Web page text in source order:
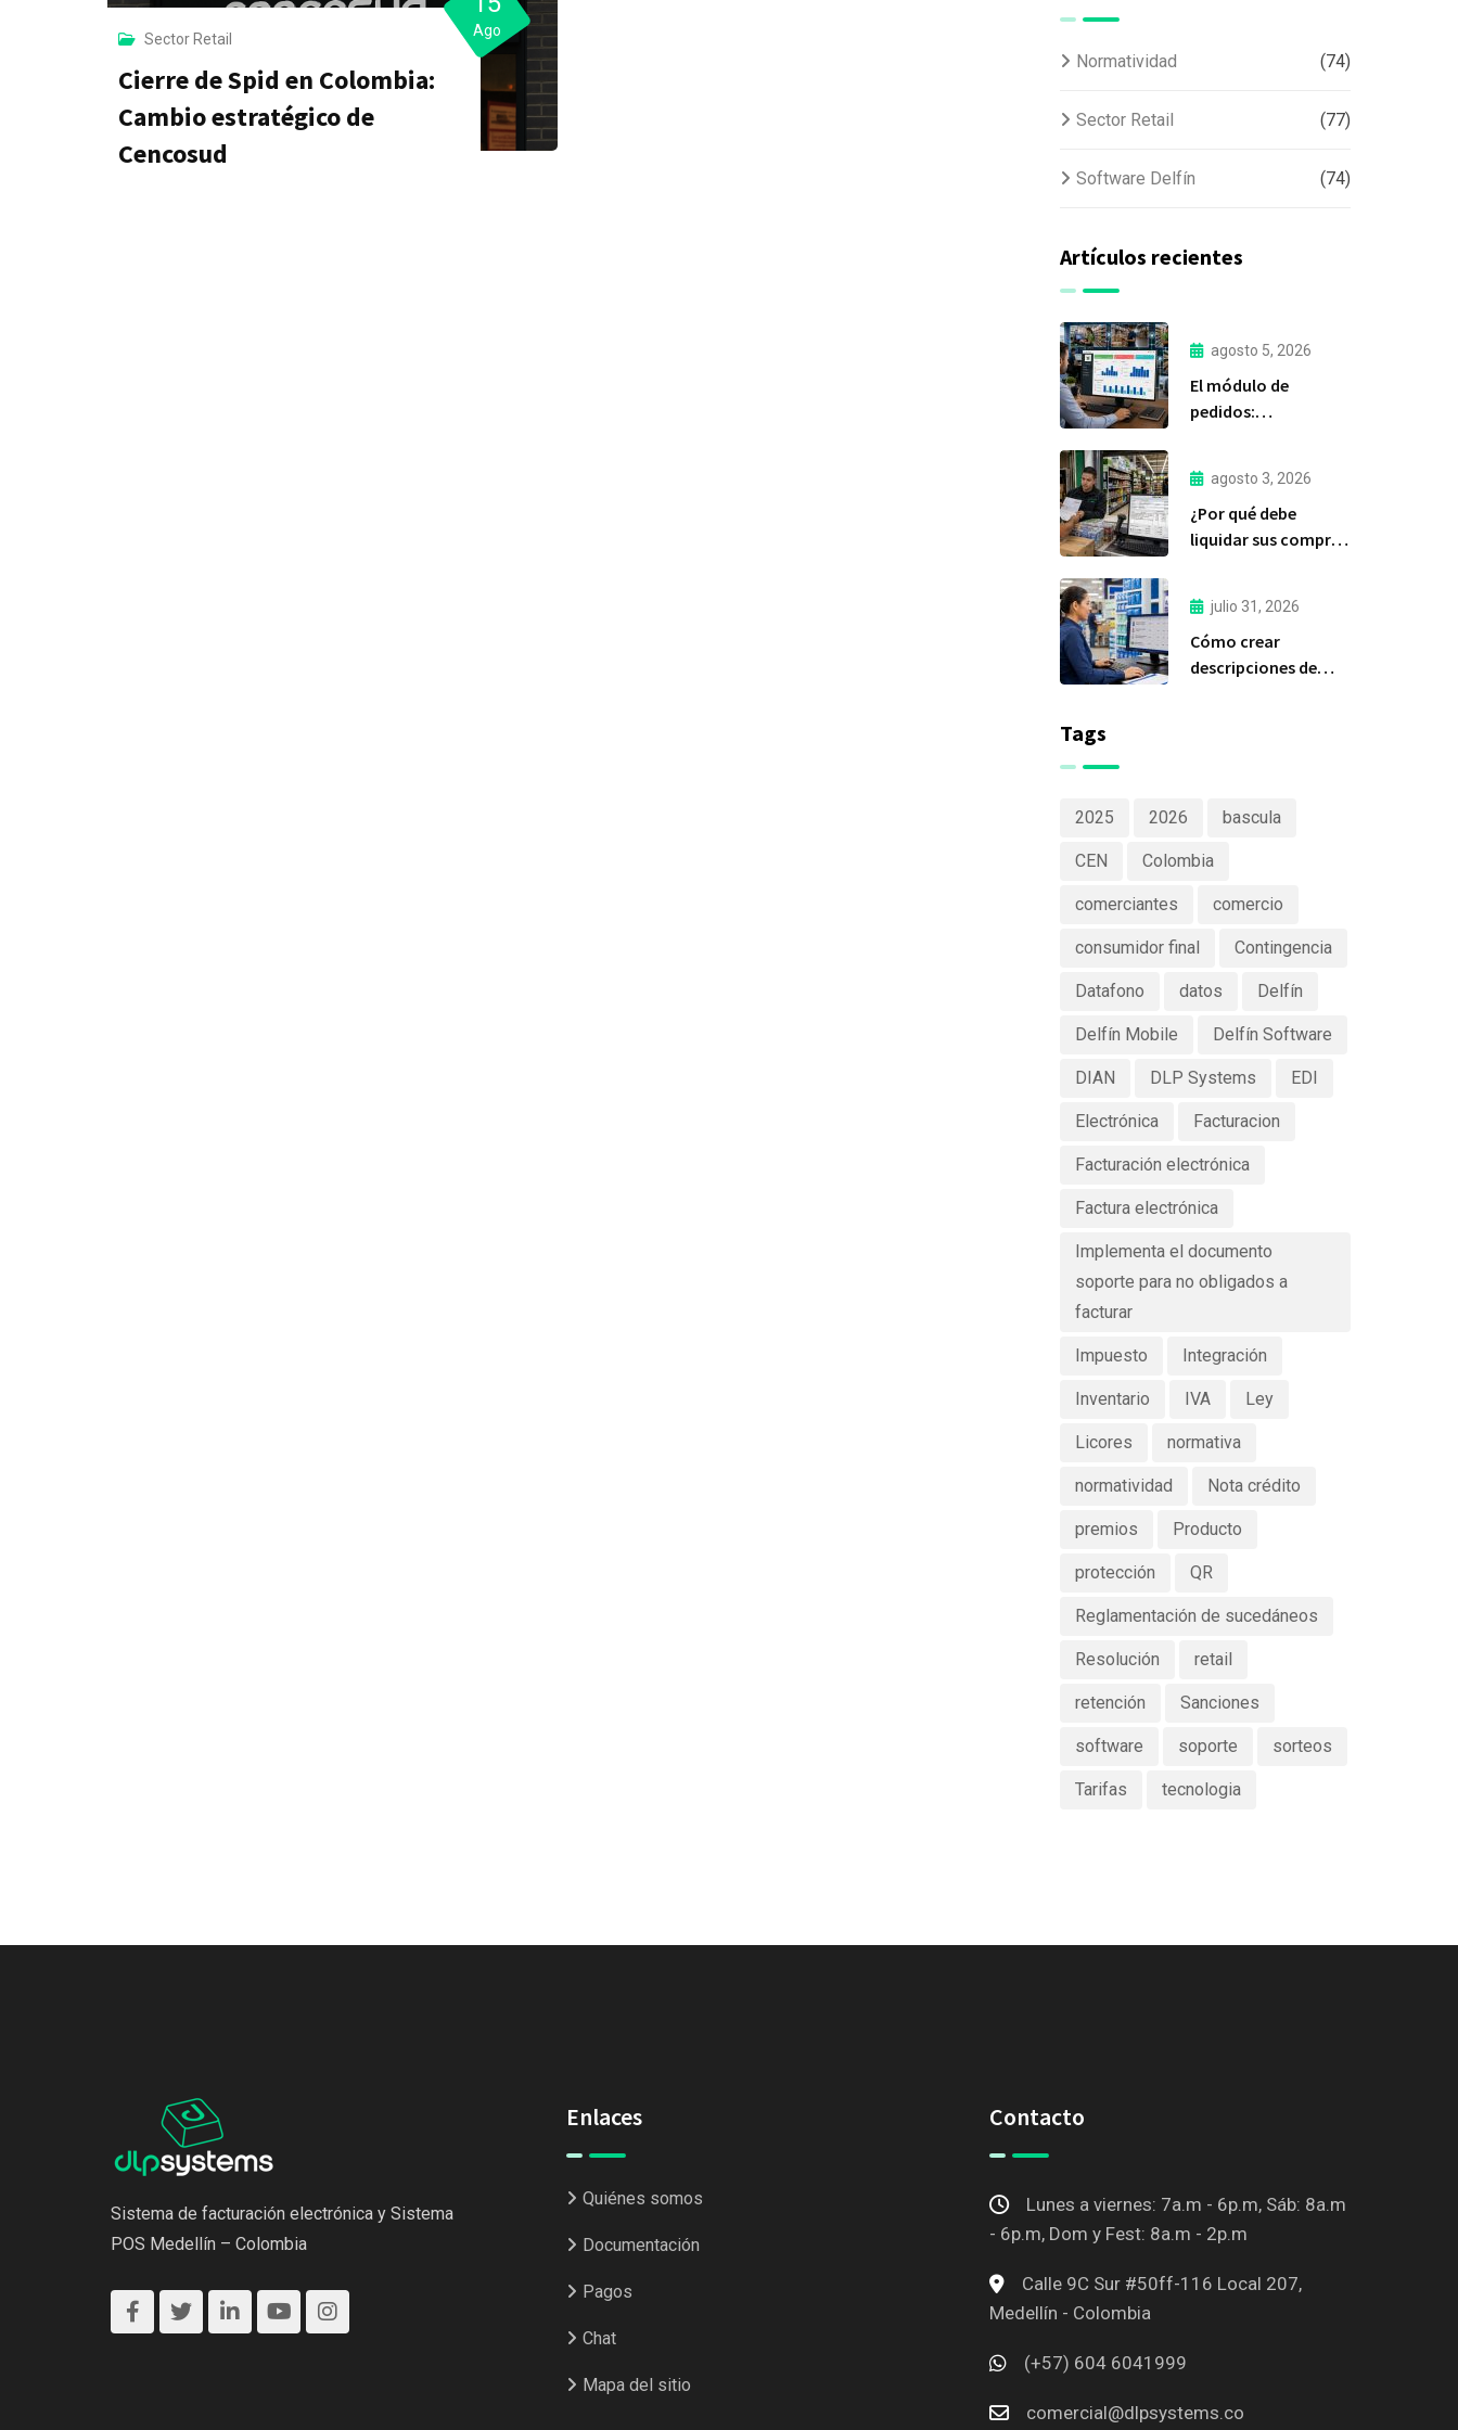
Sector Retail
Cierre de Spid en Colombia:
Cambio estratégico de
Cencosud
Ago
Normatividad (74)
Sector Retail (77)
Software Delfín (74)
Artículos recientes
agosto 5, 2026
El módulo de
pedidos:
importante de Delfín
Software
agosto 3, 2026
¿Por qué debe
liquidar sus compras
julio 31, 2026
Cómo crear
descripciones de
Tags
2025 2026 bascula
CEN Colombia
comerciantes comercio
consumidor final Contingencia
Datafono datos Delfín
Delfín Mobile Delfín Software
DIAN DLP Systems EDI
Electrónica Facturacion
Facturación electrónica
Factura electrónica
Implementa el documento
soporte para no obligados a
facturar
Impuesto Integración
Inventario IVA Ley
Licores normativa
normatividad Nota crédito
premios Producto
protección QR
Reglamentación de sucedáneos
Resolución retail
retención Sanciones
software soporte sorteos
Tarifas tecnologia
Sistema de facturación electrónica y Sistema
POS Medellín – Colombia
Enlaces
Quiénes somos
Documentación
Pagos
Chat
Mapa del sitio
Contacto
Lunes a viernes: 7a.m - 6p.m, Sáb: 8a.m
- 6p.m, Dom y Fest: 8a.m - 2p.m
Calle 9C Sur #50ff-116 Local 207,
Medellín - Colombia
(+57) 604 6041999
comercial@dlpsystems.co